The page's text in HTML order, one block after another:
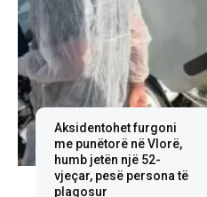
Aksidentohet furgoni
me punëtorë në Vlorë,
humb jetën një 52-
vjeçar, pesë persona të
plagosur